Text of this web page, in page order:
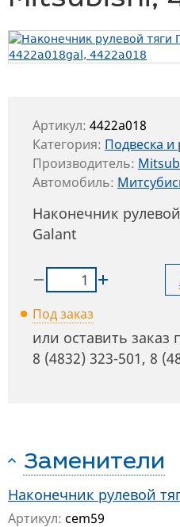
Артикул: 4422a018
Категория: Подвеска и
Производитель:
Автомобиль:
Наконечник
Galant
Под заказ
или оставить заказ
8 (4832) 323-501, 8
Заменители
Наконечник рулевой
Артикул: cem59